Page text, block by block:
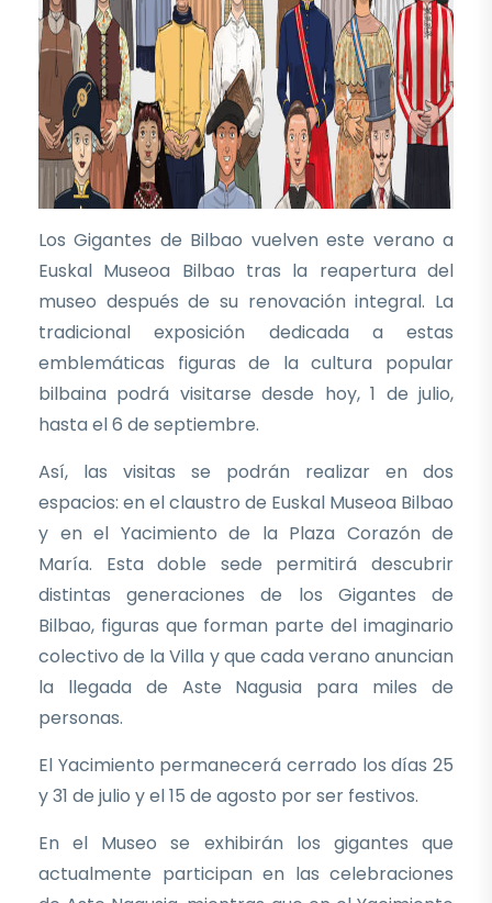
Los Gigantes de Bilbao vuelven este verano a
Euskal Museoa Bilbao tras la reapertura del
museo después de su renovación integral. La
tradicional exposición dedicada a estas
emblemáticas figuras de la cultura popular
bilbaina podrá visitarse desde hoy, 1 de julio,
hasta el 6 de septiembre.
Así, las visitas se podrán realizar en dos
espacios: en el claustro de Euskal Museoa Bilbao
y en el Yacimiento de la Plaza Corazón de
María. Esta doble sede permitirá descubrir
distintas generaciones de los Gigantes de
Bilbao, figuras que forman parte del imaginario
colectivo de la Villa y que cada verano anuncian
la llegada de Aste Nagusia para miles de
personas.
El Yacimiento permanecerá cerrado los días 25
y 31 de julio y el 15 de agosto por ser festivos.
En el Museo se exhibirán los gigantes que
actualmente participan en las celebraciones